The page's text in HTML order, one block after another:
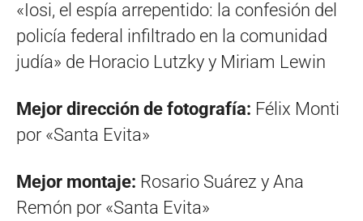
«Iosi, el espía arrepentido: la confesión del
policía federal infiltrado en la comunidad
judía» de Horacio Lutzky y Miriam Lewin
Mejor dirección de fotografía: Félix Monti
por «Santa Evita»
Mejor montaje: Rosario Suárez y Ana
Remón por «Santa Evita»